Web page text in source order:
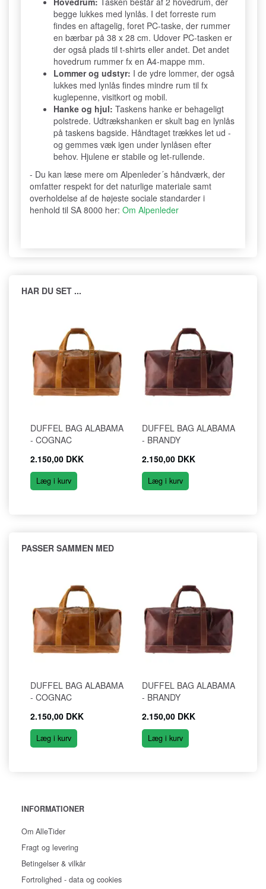
begge lukkes med lynlås. I det forreste rum
findes en aftagelig, foret PC-taske, der rummer
en bærbar på 38 x 28 cm. Udover PC-tasken er
der også plads til t-shirts eller andet. Det andet
hovedrum rummer fx en A4-mappe mm.
Lommer og udstyr: I de ydre lommer, der også
lukkes med lynlås findes mindre rum til fx
kuglepenne, visitkort og mobil.
Hanke og hjul: Taskens hanke er behageligt
polstrede. Udtrækshanken er skult bag en lynlås
på taskens bagside. Håndtaget trækkes let ud -
og gemmes væk igen under lynlåsen efter
behov. Hjulene er stabile og let-rullende.
- Du kan læse mere om Alpenleder´s håndværk, der
omfatter respekt for det naturlige materiale samt
overholdelse af de højeste sociale standarder i
henhold til SA 8000 her: Om Alpenleder
HAR DU SET ...
DUFFEL BAG ALABAMA
- COGNAC
2.150,00 DKK
Læg i kurv
DUFFEL BAG ALABAMA
- BRANDY
2.150,00 DKK
Læg i kurv
PASSER SAMMEN MED
DUFFEL BAG ALABAMA
- COGNAC
2.150,00 DKK
Læg i kurv
DUFFEL BAG ALABAMA
- BRANDY
2.150,00 DKK
Læg i kurv
INFORMATIONER
Om AlleTider
Fragt og levering
Betingelser & vilkår
Fortrolighed - data og cookies